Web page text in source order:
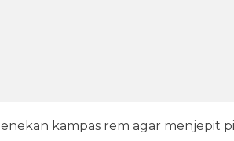
kampas rem agar menjepit